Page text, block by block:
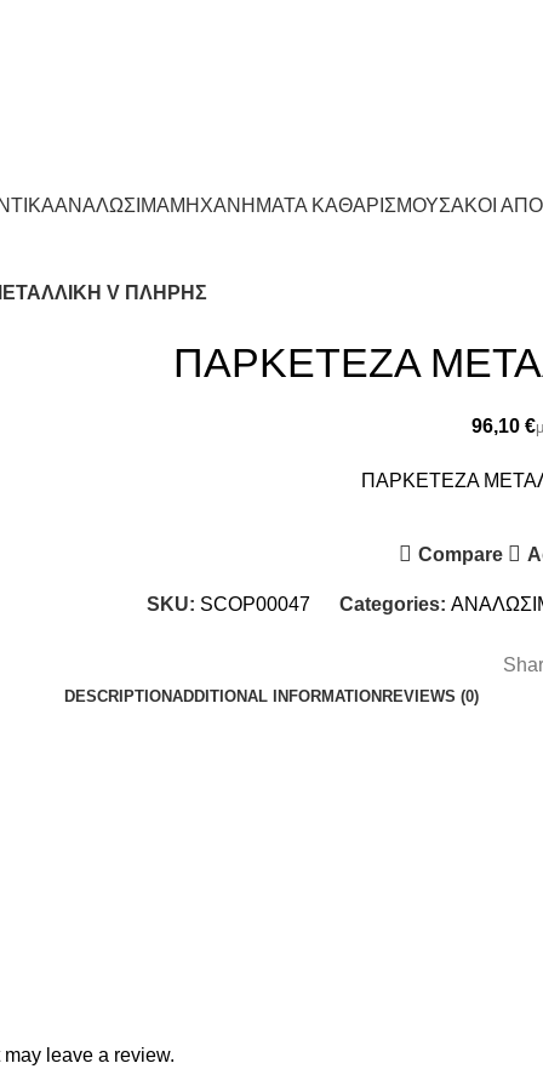
ΑΝΑΛΩΣΙΜΑΜΗΧΑΝΗΜΑΤΑ ΚΑΘΑΡΙΣΜΟΥΣΑΚΟΙ
V ΠΛΗΡΗΣ
ΠΑΡΚΕΤΕΖΑ
€
ΠΑΡΚΕΤΕΖΑ
Compare
SKU: SCOP00047 Categories:
DESCRIPTIONADDITIONAL INFORMATION REVIEWS (0)
leave a review.